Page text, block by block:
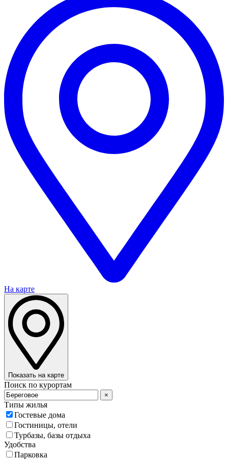
На карте
Показать на карте
Поиск по курортам
×
Типы жилья
Гостевые дома
Гостиницы, отели
Турбазы, базы отдыха
Удобства
Парковка